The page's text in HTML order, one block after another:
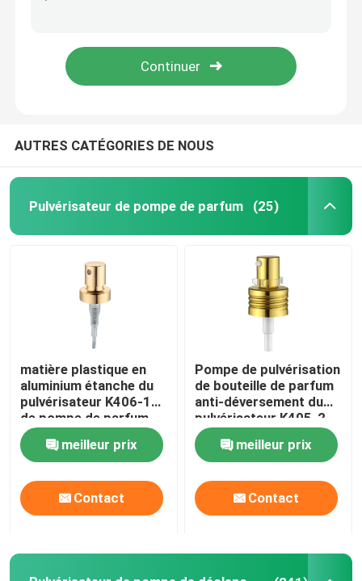
Pompe de distributeur de lotion
Pompe de solvant de vernis à ongles
bouteille privée d'air de pompe
Pulvérisateur de carte de crédit
Pen Perfume Spray
Chapeau en plastique
Bâtons de déodorant
AUTRES CATÉGORIES DE NOUS
Pulvérisateur de pompe de parfum (25)
matière plastique en
aluminium étanche du
pulvérisateur K406-1
de pompe de parfum
de 12/20mm
meilleur prix
Contact
Pompe de pulvérisation
de bouteille de parfum
anti-déversement du
pulvérisateur K405-2
de brouillard fin d'or
durablemeilleur prix
Contact